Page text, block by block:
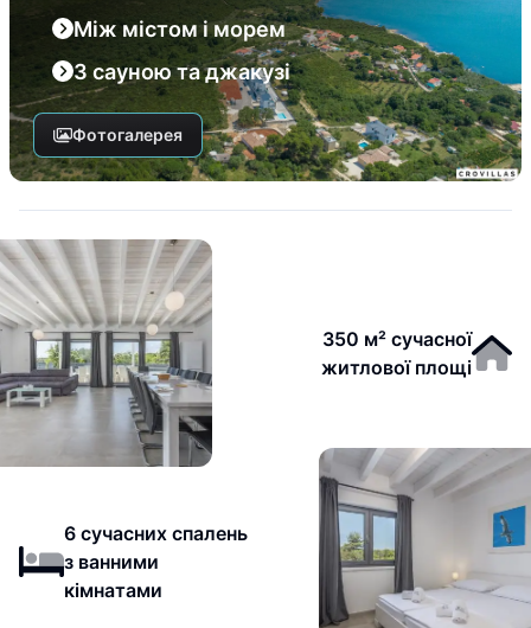
Між містом і морем
З сауною та джакузі
Фотогалерея
350 м² сучасної
житлової площі
6 сучасних спалень
з ванними
кімнатами